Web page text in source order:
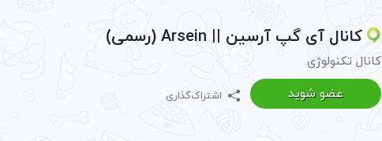
کانال آی گپ آرسین || Arsein (رسمی)
کانال تکنولوژی
عضو شوید
اشتراک‌گذاری